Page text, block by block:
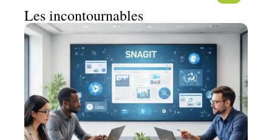
Les incontournables